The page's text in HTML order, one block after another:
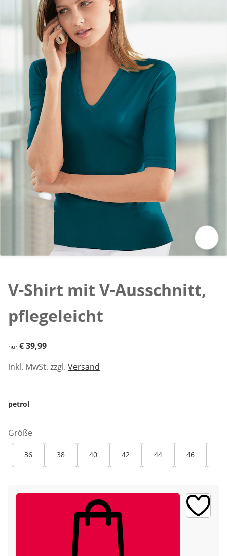
V-Shirt mit V-Ausschnitt,
pflegeleicht
€ 39,99
nur€ 39,99
inkl. MwSt. zzgl. Versand
petrol
Größe
36 38 40 42 44 46